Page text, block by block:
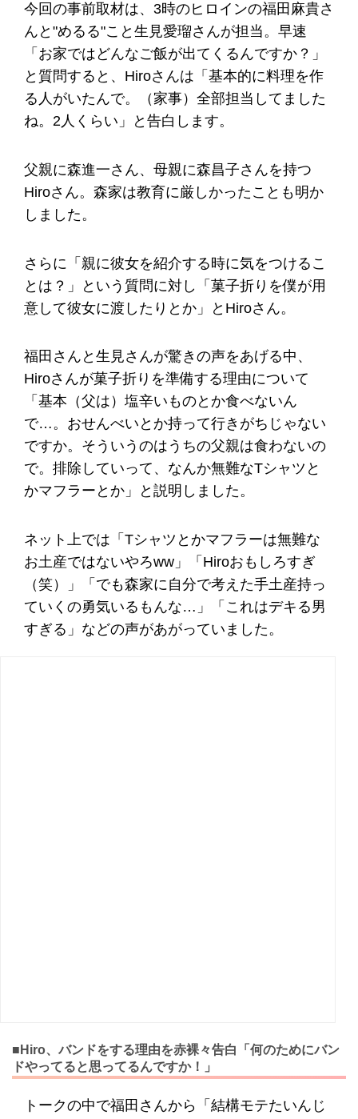
今回の事前取材は、3時のヒロインの福田麻貴さ
んと"めるる"こと生見愛瑠さんが担当。早速
「お家ではどんなご飯が出てくるんですか？」
と質問すると、Hiroさんは「基本的に料理を作
る人がいたんで。（家事）全部担当してました
ね。2人くらい」と告白します。
父親に森進一さん、母親に森昌子さんを持つ
Hiroさん。森家は教育に厳しかったことも明か
しました。
さらに「親に彼女を紹介する時に気をつけるこ
とは？」という質問に対し「菓子折りを僕が用
意して彼女に渡したりとか」とHiroさん。
福田さんと生見さんが驚きの声をあげる中、
Hiroさんが菓子折りを準備する理由について
「基本（父は）塩辛いものとか食べないん
で…。おせんべいとか持って行きがちじゃない
ですか。そういうのはうちの父親は食わないの
で。排除していって、なんか無難なTシャツと
かマフラーとか」と説明しました。
ネット上では「Tシャツとかマフラーは無難な
お土産ではないやろww」「Hiroおもしろすぎ
（笑）」「でも森家に自分で考えた手土産持っ
ていくの勇気いるもんな…」「これはデキる男
すぎる」などの声があがっていました。
■Hiro、バンドをする理由を赤裸々告白「何のためにバン
ドやってると思ってるんですか！」
トークの中で福田さんから「結構モテたいんじ